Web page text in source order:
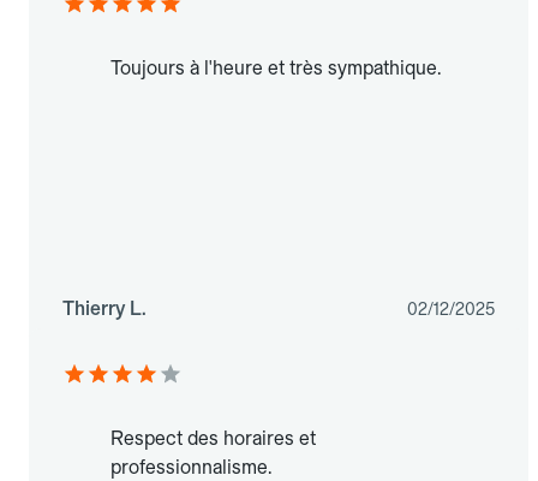
Toujours à l'heure et très sympathique.
Thierry L. 02/12/2025
Respect des horaires et
professionnalisme.